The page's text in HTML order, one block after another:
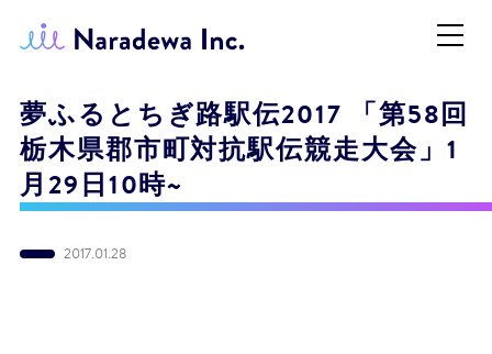
夢ふるとちぎ路駅伝2017 「第58回
栃木県郡市町対抗駅伝競走大会」1
月29日10時~
2017.01.28